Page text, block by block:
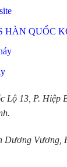
HÀN QUỐC
Lộ 13, P. Hiệp
Dương Vương,